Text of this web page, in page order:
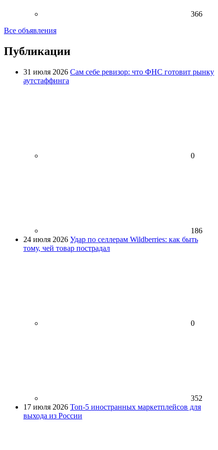
366
Все объявления
Публикации
31 июля 2026 Сам себе ревизор: что ФНС готовит рынку
аутстаффинга
0
186
24 июля 2026 Удар по селлерам Wildberries: как быть
тому, чей товар пострадал
0
352
17 июля 2026 Топ-5 иностранных маркетплейсов для
выхода из России